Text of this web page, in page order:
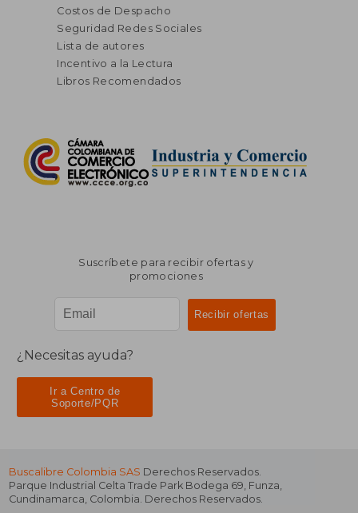
Costos de Despacho
Seguridad Redes Sociales
Lista de autores
Incentivo a la Lectura
Libros Recomendados
Suscríbete para recibir ofertas y
promociones
¿Necesitas ayuda?
Ir a Centro de
Soporte/PQR
Buscalibre Colombia SAS Derechos Reservados.
Parque Industrial Celta Trade Park Bodega 69, Funza,
Cundinamarca, Colombia. Derechos Reservados.